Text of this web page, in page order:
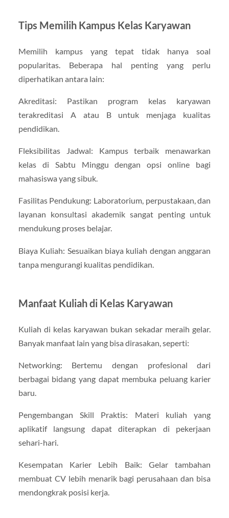
Tips Memilih Kampus Kelas Karyawan
Memilih kampus yang tepat tidak hanya soal
popularitas. Beberapa hal penting yang perlu
diperhatikan antara lain:
Akreditasi: Pastikan program kelas karyawan
terakreditasi A atau B untuk menjaga kualitas
pendidikan.
Fleksibilitas Jadwal: Kampus terbaik menawarkan
kelas di Sabtu Minggu dengan opsi online bagi
mahasiswa yang sibuk.
Fasilitas Pendukung: Laboratorium, perpustakaan, dan
layanan konsultasi akademik sangat penting untuk
mendukung proses belajar.
Biaya Kuliah: Sesuaikan biaya kuliah dengan anggaran
tanpa mengurangi kualitas pendidikan.
Manfaat Kuliah di Kelas Karyawan
Kuliah di kelas karyawan bukan sekadar meraih gelar.
Banyak manfaat lain yang bisa dirasakan, seperti:
Networking: Bertemu dengan profesional dari
berbagai bidang yang dapat membuka peluang karier
baru.
Pengembangan Skill Praktis: Materi kuliah yang
aplikatif langsung dapat diterapkan di pekerjaan
sehari-hari.
Kesempatan Karier Lebih Baik: Gelar tambahan
membuat CV lebih menarik bagi perusahaan dan bisa
mendongkrak posisi kerja.